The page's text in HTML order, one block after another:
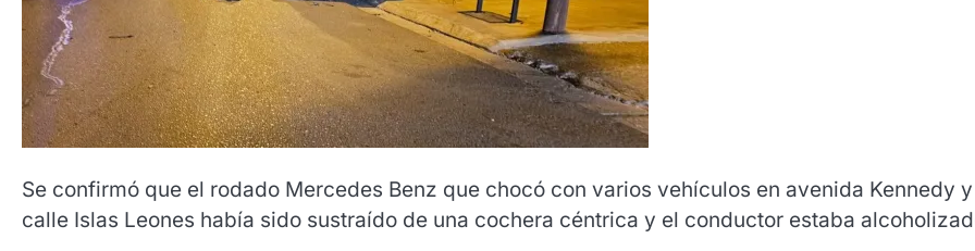
Se confirmó que el rodado Mercedes Benz que chocó con varios vehículos en avenida Kennedy y
calle Islas Leones había sido sustraído de una cochera céntrica y el conductor estaba